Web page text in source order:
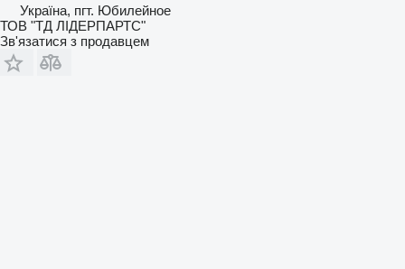
Україна, пгт. Юбилейное
ТОВ "ТД ЛІДЕРПАРТС"
Зв'язатися з продавцем